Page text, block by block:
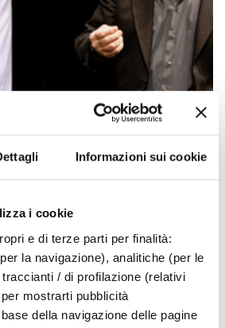
Informazioni sui cookie
i cookie
e di terze parti per finalità:
la navigazione), analitiche (per le
/ di profilazione (relativi
mostrarti pubblicità
della navigazione delle pagine
faire l'objet de
toujours les
de vous rendre sur place.
L'ÉVÉNEMENT